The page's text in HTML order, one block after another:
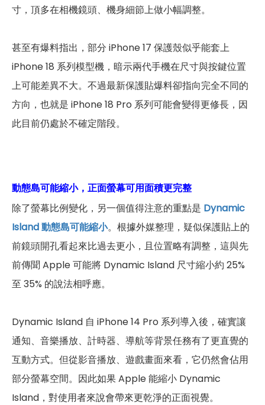
寸，頂多在相機鏡頭、機身細節上做小幅調整。
甚至有爆料指出，部分 iPhone 17 保護殼似乎能套上
iPhone 18 系列模型機，暗示兩代手機在尺寸與按鍵位置
上可能差異不大。不過最新保護貼爆料卻指向完全不同的
方向，也就是 iPhone 18 Pro 系列可能會變得更修長，因
此目前仍處於不確定階段。
動態島可能縮小，正面螢幕可用面積更完整
除了螢幕比例變化，另一個值得注意的重點是 Dynamic
Island 動態島可能縮小。根據外媒整理，疑似保護貼上的
前鏡頭開孔看起來比過去更小，且位置略有調整，這與先
前傳聞 Apple 可能將 Dynamic Island 尺寸縮小約 25%
至 35% 的說法相呼應。
Dynamic Island 自 iPhone 14 Pro 系列導入後，確實讓
通知、音樂播放、計時器、導航等背景任務有了更直覺的
互動方式。但從影音播放、遊戲畫面來看，它仍然會佔用
部分螢幕空間。因此如果 Apple 能縮小 Dynamic
Island，對使用者來說會帶來更乾淨的正面視覺。